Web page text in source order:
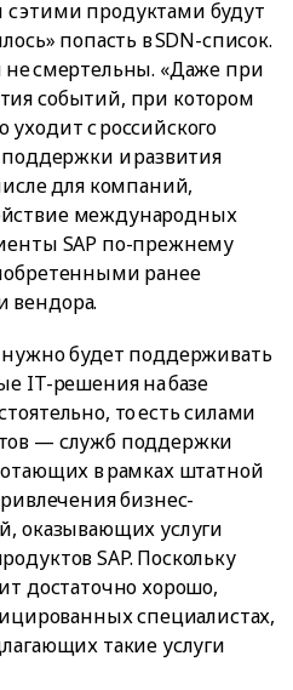
этими продуктами будут
попасть в SDN-список.
не смертельны. «Даже при
событий, при котором
с российского
поддержки и развития
для компаний,
международных
SAP по-прежнему
ранее
вендора.
будет поддерживать
IT-решения на базе
то есть силами
— служб поддержки
в рамках штатной
бизнес-
оказывающих услуги
SAP. Поскольку
достаточно хорошо,
специалистах,
такие услуги